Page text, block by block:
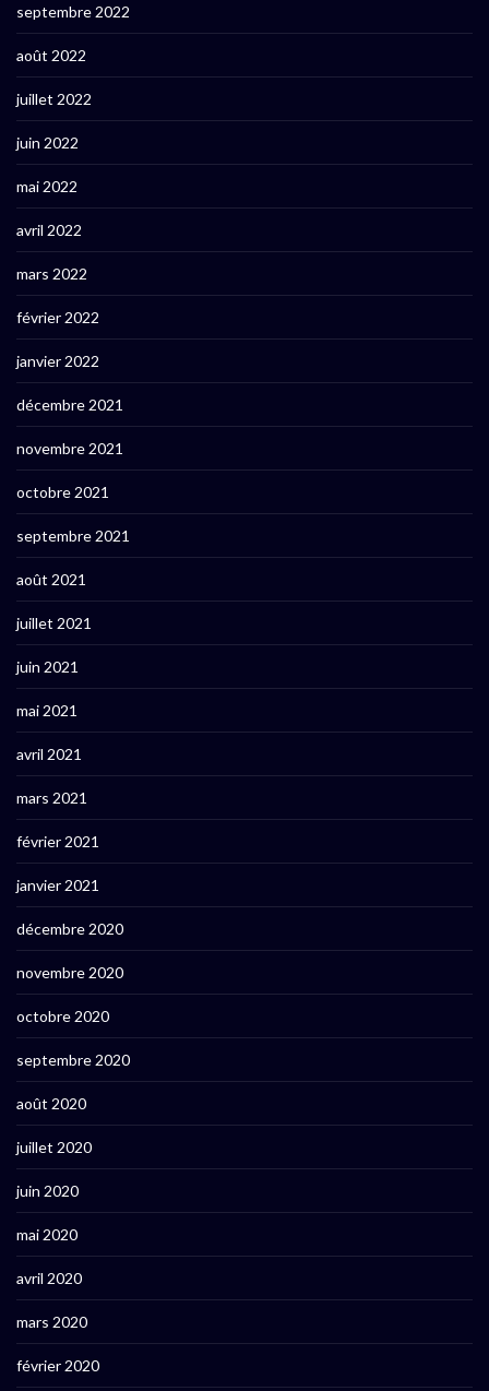
septembre 2022
août 2022
juillet 2022
juin 2022
mai 2022
avril 2022
mars 2022
février 2022
janvier 2022
décembre 2021
novembre 2021
octobre 2021
septembre 2021
août 2021
juillet 2021
juin 2021
mai 2021
avril 2021
mars 2021
février 2021
janvier 2021
décembre 2020
novembre 2020
octobre 2020
septembre 2020
août 2020
juillet 2020
juin 2020
mai 2020
avril 2020
mars 2020
février 2020